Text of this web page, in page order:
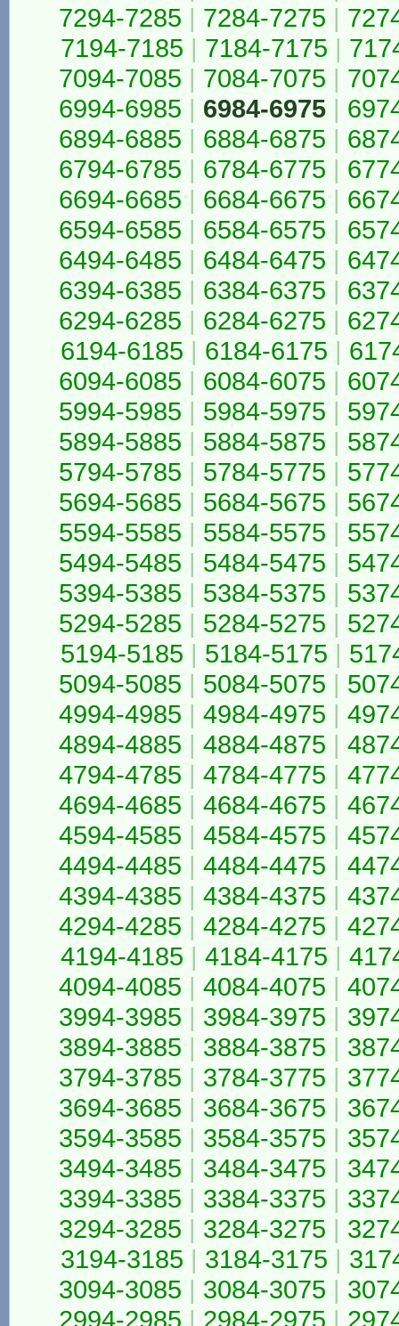
7294-7285 | 7284-7275 |
7194-7185 | 7184-7175 |
7094-7085 | 7084-7075 |
6994-6985 | 6984-6975 |
6894-6885 | 6884-6875 |
6794-6785 | 6784-6775 |
6694-6685 | 6684-6675 |
6594-6585 | 6584-6575 |
6494-6485 | 6484-6475 |
6394-6385 | 6384-6375 |
6294-6285 | 6284-6275 |
6194-6185 | 6184-6175 |
6094-6085 | 6084-6075 |
5994-5985 | 5984-5975 |
5894-5885 | 5884-5875 |
5794-5785 | 5784-5775 |
5694-5685 | 5684-5675 |
5594-5585 | 5584-5575 |
5494-5485 | 5484-5475 |
5394-5385 | 5384-5375 |
5294-5285 | 5284-5275 |
5194-5185 | 5184-5175 |
5094-5085 | 5084-5075 |
4994-4985 | 4984-4975 |
4894-4885 | 4884-4875 |
4794-4785 | 4784-4775 |
4694-4685 | 4684-4675 |
4594-4585 | 4584-4575 |
4494-4485 | 4484-4475 |
4394-4385 | 4384-4375 |
4294-4285 | 4284-4275 |
4194-4185 | 4184-4175 |
4094-4085 | 4084-4075 |
3994-3985 | 3984-3975 |
3894-3885 | 3884-3875 |
3794-3785 | 3784-3775 |
3694-3685 | 3684-3675 |
3594-3585 | 3584-3575 |
3494-3485 | 3484-3475 |
3394-3385 | 3384-3375 |
3294-3285 | 3284-3275 |
3194-3185 | 3184-3175 |
3094-3085 | 3084-3075 |
2994-2985 | 2984-2975 |